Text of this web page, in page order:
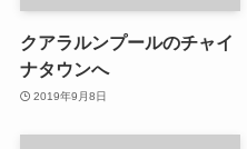
クアラルンプールのチャイ
ナタウンへ
2019年9月8日